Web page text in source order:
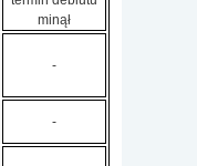
minął
-
-